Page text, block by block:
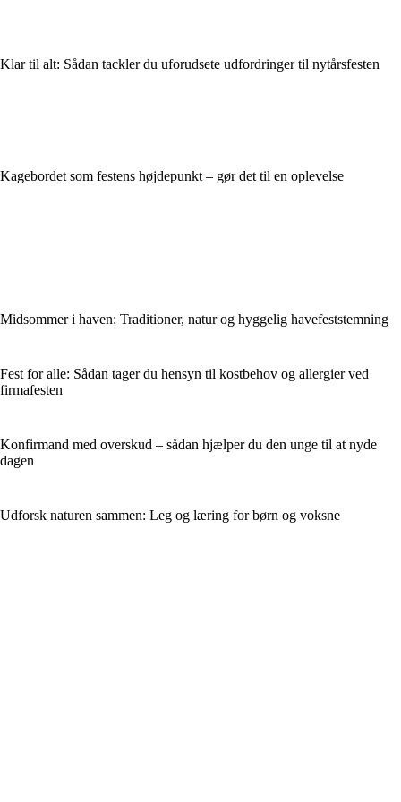
Klar til alt: Sådan tackler du uforudsete udfordringer til nytårsfesten
Kagebordet som festens højdepunkt – gør det til en oplevelse
Midsommer i haven: Traditioner, natur og hyggelig havefeststemning
Fest for alle: Sådan tager du hensyn til kostbehov og allergier ved
firmafesten
Konfirmand med overskud – sådan hjælper du den unge til at nyde
dagen
Udforsk naturen sammen: Leg og læring for børn og voksne